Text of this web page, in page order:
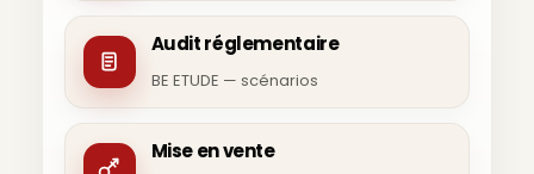
Audit réglementaire
BE ETUDE — scénarios
Mise en vente